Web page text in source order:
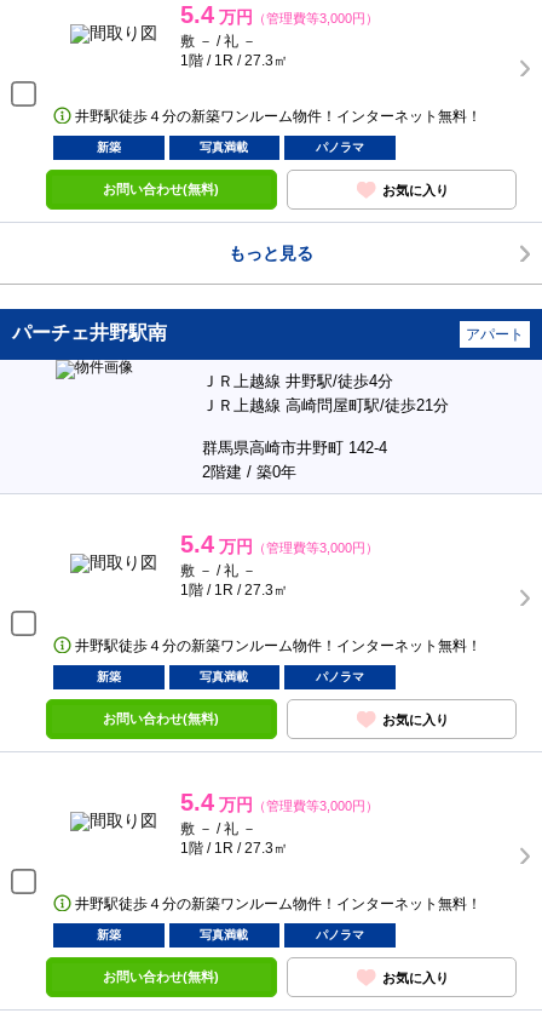
5.4 万円 （管理費等3,000円）
敷 － / 礼 －
1階 / 1R / 27.3㎡
井野駅徒歩４分の新築ワンルーム物件！インターネット無料！
新築 写真満載 パノラマ
お問い合わせ(無料) お気に入り
もっと見る
パーチェ井野駅南 アパート
ＪＲ上越線 井野駅/徒歩4分
ＪＲ上越線 高崎問屋町駅/徒歩21分
群馬県高崎市井野町 142-4
2階建 / 築0年
5.4 万円 （管理費等3,000円）
敷 － / 礼 －
1階 / 1R / 27.3㎡
井野駅徒歩４分の新築ワンルーム物件！インターネット無料！
新築 写真満載 パノラマ
お問い合わせ(無料) お気に入り
5.4 万円 （管理費等3,000円）
敷 － / 礼 －
1階 / 1R / 27.3㎡
井野駅徒歩４分の新築ワンルーム物件！インターネット無料！
新築 写真満載 パノラマ
お問い合わせ(無料) お気に入り